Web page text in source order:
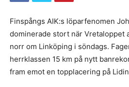
Finspångs AIK:s löparfenomen
dominerade stort när Vretaloppet
norr om Linköping i söndags.
herrklassen 15 km på nytt
fram emot en topplacering på